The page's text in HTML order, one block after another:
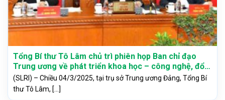
Tổng Bí thư Tô Lâm chủ trì phiên họp Ban chỉ đạo
Trung ương về phát triển khoa học – công nghệ, đổi
mới sáng tạo và chuyển đổi số
(SLRI) – Chiều 04/3/2025, tại trụ sở Trung ương Đảng, Tổng Bí
thư Tô Lâm, [...]